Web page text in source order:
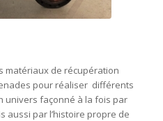
matériaux de récupération
pour réaliser différents
univers façonné à la fois par
aussi par l’histoire propre de